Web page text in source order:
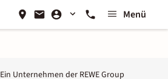
Menü
Ein Unternehmen der REWE Group